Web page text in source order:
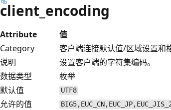
client_encoding
Attribute
值
Category
客户端连接默认值/区域设置和
说明
设置客户端的字符集编码。
数据类型
枚举
默认值
UTF8
允许的值